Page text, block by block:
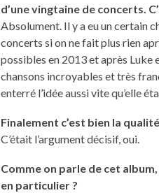
d’une vingtaine de concerts.
Absolument. Il y a eu un certain
concerts si on ne fait plus rien
possibles en 2013 et après Luke
chansons incroyables et très
enterré l’idée aussi vite qu’elle
Finalement c’est bien la
C’était l’argument décisif, oui.
Comme on parle de cet
en particulier ?